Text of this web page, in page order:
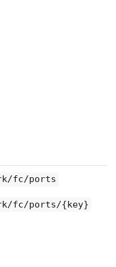
fc/ports
fc/ports/{key}